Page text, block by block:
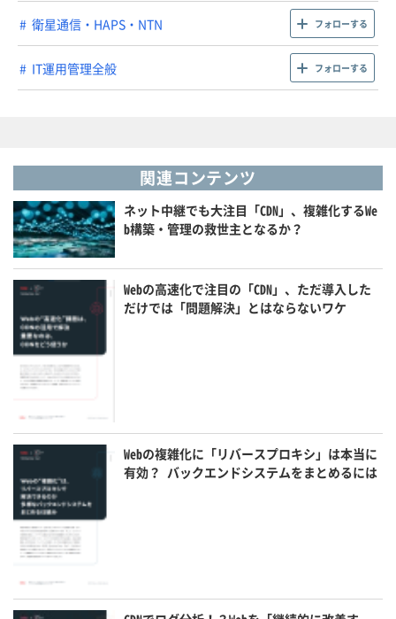
衛星通信・HAPS・NTN フォローする
IT運用管理全般 フォローする
関連コンテンツ
ネット中継でも大注目「CDN」、複雑化するWe
b構築・管理の救世主となるか？
Webの高速化で注目の「CDN」、ただ導入した
だけでは「問題解決」とはならないワケ
Webの複雑化に「リバースプロキシ」は本当に
有効？ バックエンドシステムをまとめるには